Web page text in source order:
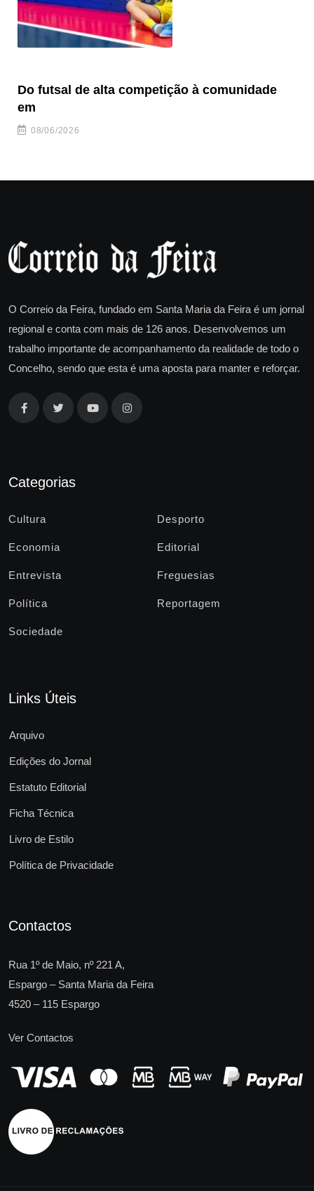
Do futsal de alta competição à comunidade
em
08/06/2026
O Correio da Feira, fundado em Santa Maria da Feira é um jornal
regional e conta com mais de 126 anos. Desenvolvemos um
trabalho importante de acompanhamento da realidade de todo o
Concelho, sendo que esta é uma aposta para manter e reforçar.
Categorias
Cultura Desporto
Economia Editorial
Entrevista Freguesias
Política Reportagem
Sociedade
Links Úteis
Arquivo
Edições do Jornal
Estatuto Editorial
Ficha Técnica
Livro de Estilo
Política de Privacidade
Contactos
Rua 1º de Maio, nº 221 A,
Espargo – Santa Maria da Feira
4520 – 115 Espargo
Ver Contactos